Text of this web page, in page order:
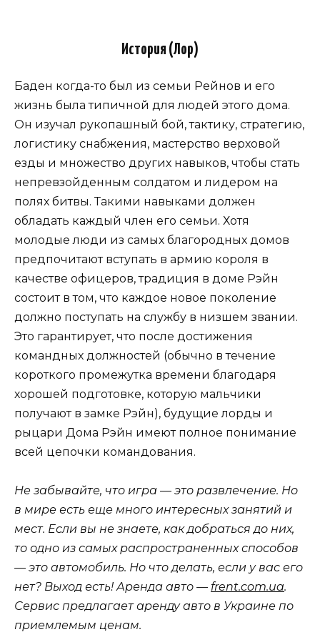
История (Лор)
Баден когда-то был из семьи Рейнов и его
жизнь была типичной для людей этого дома.
Он изучал рукопашный бой, тактику, стратегию,
логистику снабжения, мастерство верховой
езды и множество других навыков, чтобы стать
непревзойденным солдатом и лидером на
полях битвы. Такими навыками должен
обладать каждый член его семьи. Хотя
молодые люди из самых благородных домов
предпочитают вступать в армию короля в
качестве офицеров, традиция в доме Рэйн
состоит в том, что каждое новое поколение
должно поступать на службу в низшем звании.
Это гарантирует, что после достижения
командных должностей (обычно в течение
короткого промежутка времени благодаря
хорошей подготовке, которую мальчики
получают в замке Рэйн), будущие лорды и
рыцари Дома Рэйн имеют полное понимание
всей цепочки командования.
Не забывайте, что игра — это развлечение. Но
в мире есть еще много интересных занятий и
мест. Если вы не знаете, как добраться до них,
то одно из самых распространенных способов
— это автомобиль. Но что делать, если у вас его
нет? Выход есть! Аренда авто — frent.com.ua.
Сервис предлагает аренду авто в Украине по
приемлемым ценам.